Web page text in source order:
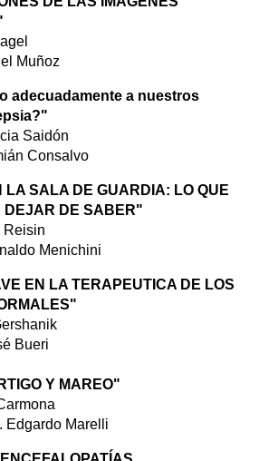
Muñoz
adecuadamente a nuestros
Saidón
Consalvo
LA SALA DE GUARDIA: LO QUE
DEJAR DE SABER"
Reisin
Menichini
EN LA TERAPEUTICA DE LOS
Bueri
Y MAREO"
Edgardo Marelli